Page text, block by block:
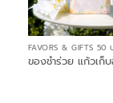
FAVORS & GIFTS 50
ของชำร่วย แก้วเ